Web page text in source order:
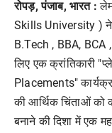
रोपड़, पंजाब, भारत :
Skills University ) ने
B.Tech , BBA, BCA
लिए एक क्रांतिकारी
Placements"
की आर्थिक चिंताओं
बनाने की दिशा में एक